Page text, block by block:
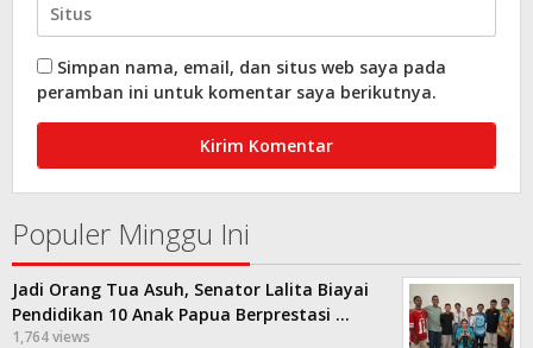
Simpan nama, email, dan situs web saya pada
peramban ini untuk komentar saya berikutnya.
Populer Minggu Ini
Jadi Orang Tua Asuh, Senator Lalita Biayai
Pendidikan 10 Anak Papua Berprestasi …
1,764 views